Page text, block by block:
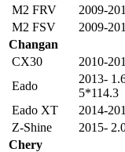
M2 FRV
2009-
M2 FSV
2009-
Changan
CX30
2010-
Eado
2013-
5*114.3
Eado XT
2014-
Z-Shine
2015-
Chery